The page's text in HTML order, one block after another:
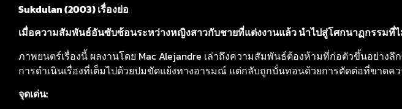
Sukdulan (2003) เรื่องย่อ
เมื่อความสัมพันธ์อันซับซ้อนระหว่างหญิงสาวกับชายที่แต่งงานแล้ว นำไปสู่โศกนาฏกรรมที่
ภาพยนตร์เรื่องนี้ ผลงานโดย Mac Alejandre เล่าถึงความสัมพันธ์ต้องห้ามที่ก่อตัวขึ้นอย่าง
การดำเนินเรื่องที่เต็มไปด้วยปมขัดแย้งทางอารมณ์ แต่กลับถูกบั่นทอนด้วยการตัดต่อที่ขาดค
จุดเด่น: